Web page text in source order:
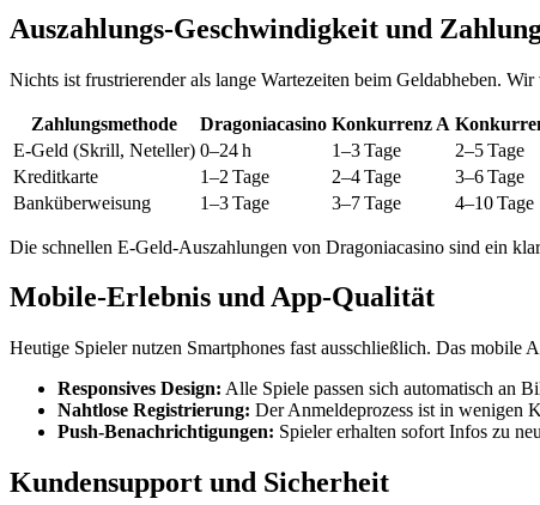
Auszahlungs‑Geschwindigkeit und
Nichts ist frustrierender als lange Wartezeiten beim Geldabheben.
Zahlungsmethode Dragoniacasino Konkurrenz A
E‑Geld (Skrill, Neteller) 0–24 h 1–3 Tage
2–5 Tage
Kreditkarte
1–2 Tage 2–4 Tage
3–6 Tage
Banküberweisung
1–3 Tage 3–7 Tage 4–10 Tage
Die schnellen E‑Geld‑Auszahlungen von Dragoniacasino sind ein
Mobile‑Erlebnis und App‑Qualität
Heutige Spieler nutzen Smartphones fast ausschließlich. Das
Responsives Design: Alle Spiele passen sich automatisch an
Nahtlose Registrierung: Der Anmeldeprozess ist in wenigen
Push‑Benachrichtigungen: Spieler erhalten sofort Infos zu
Kundensupport und Sicherheit